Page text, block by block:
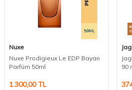
Nuxe
Nuxe Prodigieux Le EDP Bayan
Parfüm 50ml
1.300,00TL
90